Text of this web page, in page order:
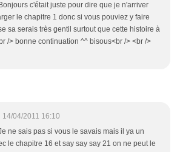
c'était juste pour dire que je n'arriver
le chapitre 1 donc si vous pouviez y faire
sa serais très gentil surtout que cette histoire à
/> bonne continuation ^^ bisous<br /> <br />
14/04/2011 16:10
ne sais pas si vous le savais mais il ya un
le chapitre 16 et say say say 21 on ne peut le